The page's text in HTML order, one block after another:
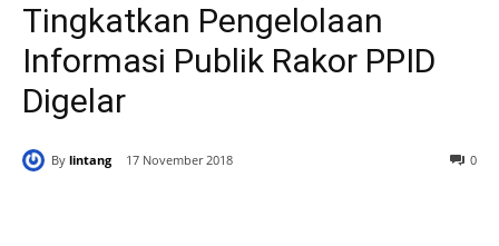
Tingkatkan Pengelolaan
Informasi Publik Rakor PPID
Digelar
By lintang 17 November 2018 0